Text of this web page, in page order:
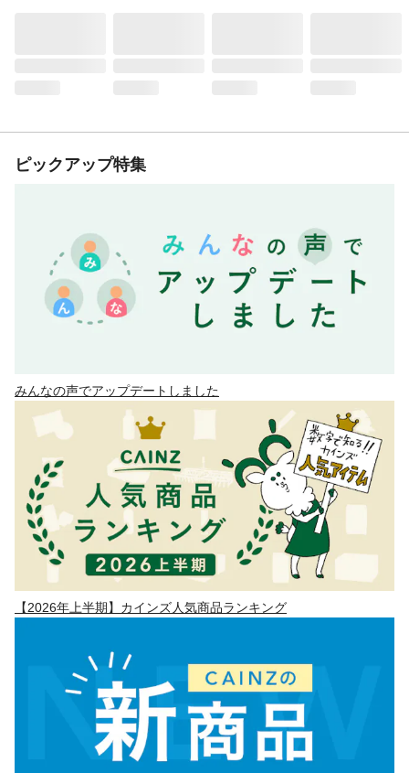
ピックアップ特集
みんなの声でアップデートしました
【2026年上半期】カインズ人気商品ランキング